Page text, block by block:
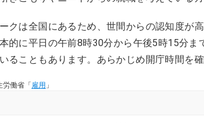
クは全国にあるため、世間からの認知度が
的に平日の午前8時30分から午後5時15分
ることもあります。あらかじめ開庁時間を
労働省「雇用 」